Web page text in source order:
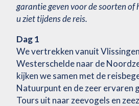
garantie geven voor de soorten
u ziet tijdens de reis.
Dag 1
We vertrekken vanuit
Westerschelde naar de
kijken we samen met de
Natuurpunt en de zeer ervaren
Tours uit naar zeevogels en